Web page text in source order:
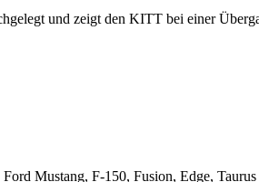
und zeigt den KITT bei einer
Mustang, F-150, Fusion, Edge,